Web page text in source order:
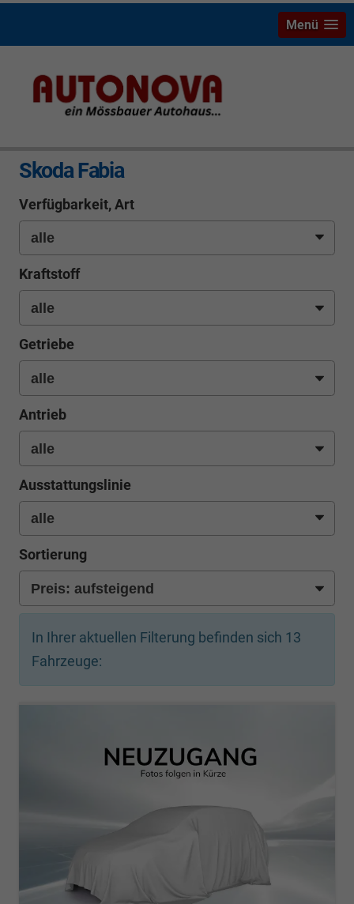
Menü
Skoda Fabia
Verfügbarkeit, Art
Kraftstoff
Getriebe
Antrieb
Ausstattungslinie
Sortierung
In Ihrer aktuellen Filterung befinden sich 13
Fahrzeuge: